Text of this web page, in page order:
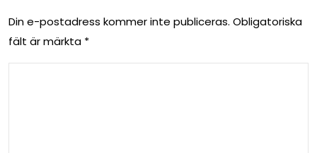
Din e-postadress kommer inte publiceras. Obligatoriska
fält är märkta *